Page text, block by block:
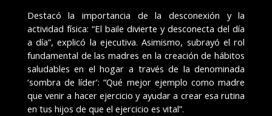
Destacó la importancia de la desconexión y la
actividad física: “El baile divierte y desconecta del día
a día”, explicó la ejecutiva. Asimismo, subrayó el rol
fundamental de las madres en la creación de hábitos
saludables en el hogar a través de la denominada
‘sombra de líder’: “Qué mejor ejemplo como madre
que venir a hacer ejercicio y ayudar a crear esa rutina
en tus hijos de que el ejercicio es vital”.